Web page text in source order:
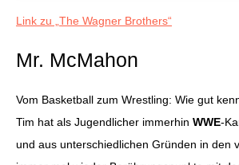
Link zu „The Wagner Brothers“
Mr. McMahon
Vom Basketball zum Wrestling: Wie gut
Tim hat als Jugendlicher immerhin WWE-
und aus unterschiedlichen Gründen in den